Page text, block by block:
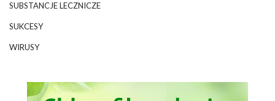
SUBSTANCJE LECZNICZE
SUKCESY
WIRUSY